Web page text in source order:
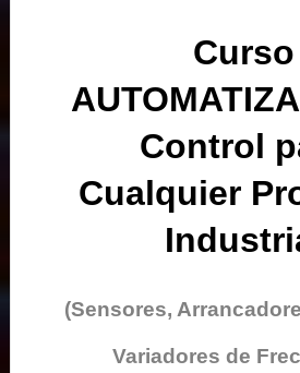
Curso
Control
Cualquier
(Sensores,
Variadores de